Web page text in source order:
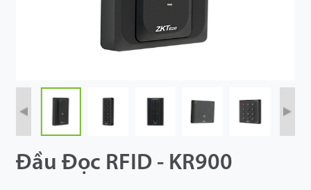
Đầu Đọc RFID - KR900